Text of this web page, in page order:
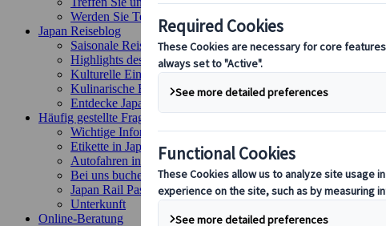
Werden Sie Teil unseres Teams
Japan Reiseblog
Saisonale Reisetipps
Highlights des Reiseziels
Kulturelle Einblicke
Kulinarische Erlebnisse
Entdecke Japan mit dem Zug
Häufig gestellte Fragen
Wichtige Informationen
Etikette in Japan
Autofahren in Japan
Bei uns buchen
Japan Rail Pass
Unterkunft
Online-Beratung